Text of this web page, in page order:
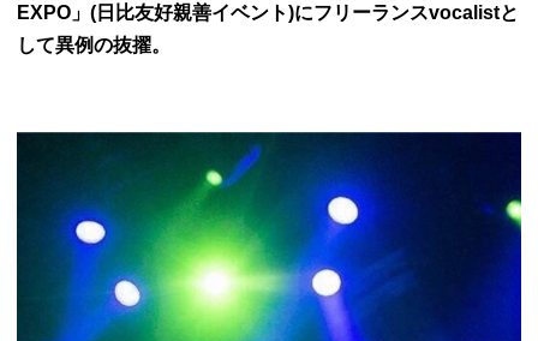
EXPO」(日比友好親善イベント)にフリーランスvocalistと
して異例の抜擢。